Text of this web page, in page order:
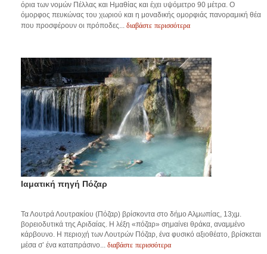
όρια των νομών Πέλλας και Ημαθίας και έχει υψόμετρο 90 μέτρα. Ο
όμορφος πευκώνας του χωριού και η μοναδικής ομορφιάς πανοραμική θέα
που προσφέρουν οι πρόποδες... διαβάστε περισσότερα
Ιαματική πηγή Πόζαρ
Τα Λουτρά Λουτρακίου (Πόζαρ) βρίσκοντα στο δήμο Αλμωπίας, 13χμ.
βορειοδυτικά της Αριδαίας. Η λέξη «πόζαρ» σημαίνει θράκα, αναμμένο
κάρβουνο. Η περιοχή των Λουτρών Πόζαρ, ένα φυσικό αξιοθέατο, βρίσκεται
μέσα σ’ ένα καταπράσινο... διαβάστε περισσότερα